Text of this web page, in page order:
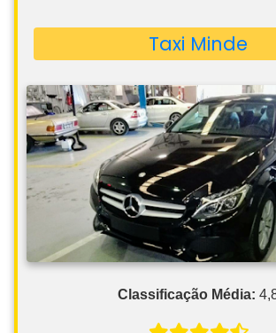
Classificação Média: 4,8
Número de Avaliações: